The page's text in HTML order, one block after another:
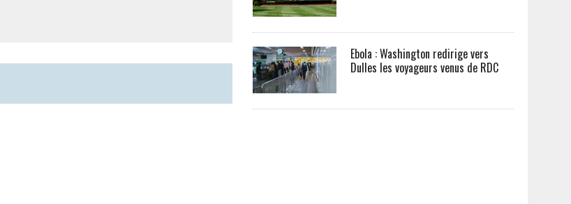
Ebola : Washington redirige vers
Dulles les voyageurs venus de RDC